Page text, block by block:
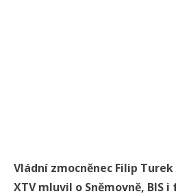
Vládní zmocněnec Filip
XTV mluvil o Sněmovně, BIS